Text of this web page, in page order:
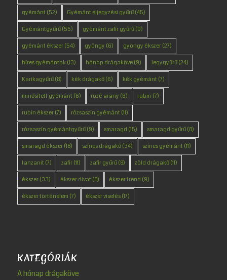
gyémánt (52) Gyémánt eljegyzési gyűrű(45)
Gyémántgyűrű(55) gyémánt zafír gyűrű(9)
gyémánt ékszer(54) gyöngy (6) gyöngy ékszer(27)
híres gyémántok(13) hónap drágaköve(9) Jegygyűrű(24)
Karikagyűrű(8) kék drágakő(6) kék gyémánt (7)
minősített gyémánt (6) rozé arany (6) rubin (7)
rubin ékszer(7) rózsaszín gyémánt (11)
rózsaszín gyémántgyűrű(9) smaragd (15) smaragd gyűrű(8)
smaragd ékszer(18) színes drágakő(34) színes gyémánt (11)
tanzanit (7) zafír(11) zafír gyűrű(8) zöld drágakő(11)
ékszer(33) ékszer divat (8) ékszer trend (9)
ékszer történelem (7) ékszer viselés(17)
KATEGÓRIÁK
A hónap drágaköve